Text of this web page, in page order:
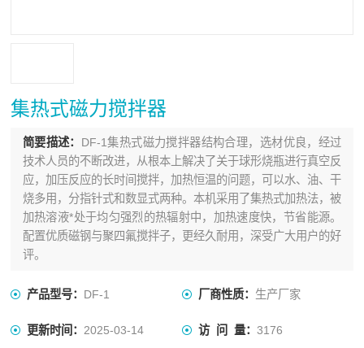
集热式磁力搅拌器
简要描述： DF-1集热式磁力搅拌器结构合理，选材优良，经过
技术人员的不断改进，从根本上解决了关于球形烧瓶进行真空反
应，加压反应的长时间搅拌，加热恒温的问题，可以水、油、干
烧多用，分指针式和数显式两种。本机采用了集热式加热法，被
加热溶液*处于均匀强烈的热辐射中，加热速度快，节省能源。
配置优质磁钢与聚四氟搅拌子，更经久耐用，深受广大用户的好
评。
产品型号： DF-1 厂商性质： 生产厂家
更新时间：2025-03-14 访 问 量： 3176